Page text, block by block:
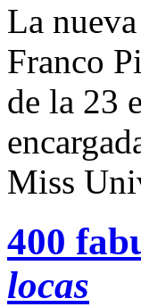
La
Franco
de la 23
Miss
400
locas